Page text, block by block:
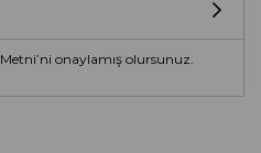
onaylamış olursunuz.